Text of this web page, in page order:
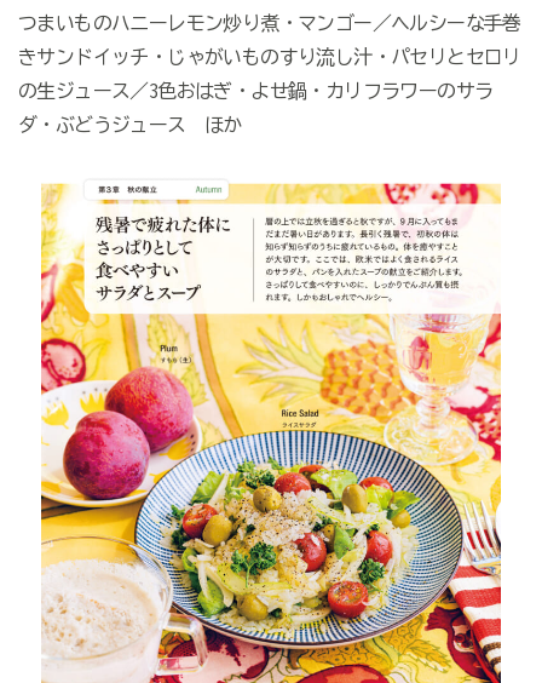
つまいものハニーレモン炒り煮・マンゴー／ヘルシーな手巻
きサンドイッチ・じゃがいものすり流し汁・パセリとセロリ
の生ジュース／3色おはぎ・よせ鍋・カリフラワーのサラ
ダ・ぶどうジュース ほか